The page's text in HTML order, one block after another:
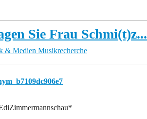
Sie Frau
& Medien Musikrecherche